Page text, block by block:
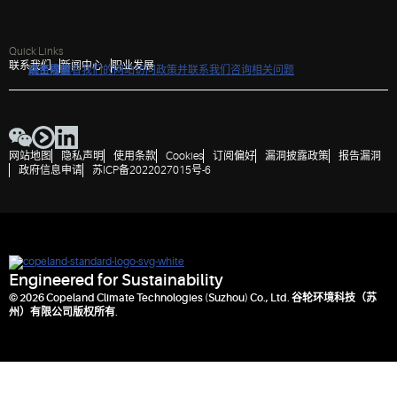
点击以查看我们的网站访问政策并联系我们咨询相关问题
跳至导航
跳至内容
跳至搜索
Quick Links
联系我们
新闻中心 职业发展
网站地图 隐私声明 使用条款 Cookies 订阅偏好 漏洞披露政策
报告漏洞
政府信息申请
苏ICP备2022027015号-6
Engineered for Sustainability
© 2026 Copeland Climate Technologies (Suzhou) Co., Ltd. 谷轮环境科技（苏
州）有限公司版权所有.